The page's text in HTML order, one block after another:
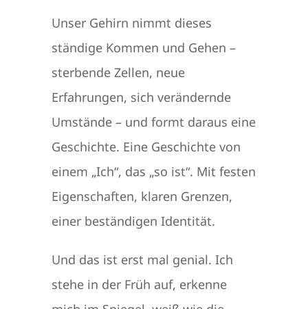
Unser Gehirn nimmt dieses
ständige Kommen und Gehen –
sterbende Zellen, neue
Erfahrungen, sich verändernde
Umstände – und formt daraus eine
Geschichte. Eine Geschichte von
einem „Ich“, das „so ist“. Mit festen
Eigenschaften, klaren Grenzen,
einer beständigen Identität.
Und das ist erst mal genial. Ich
stehe in der Früh auf, erkenne